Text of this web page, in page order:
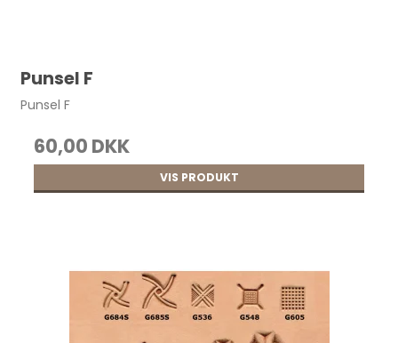
Punsel F
Punsel F
60,00 DKK
VIS PRODUKT